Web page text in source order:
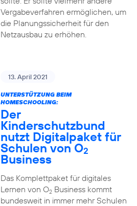
Vergabeverfahren ermöglichen, um
die Planungssicherheit für den
Netzausbau zu erhöhen.
13. April 2021
UNTERSTÜTZUNG BEIM
HOMESCHOOLING:
Der
Kinderschutzbund
nutzt Digitalpaket für
Schulen von O2
Business
Das Komplettpaket für digitales
Lernen von O2Business kommt
bundesweit in immer mehr Schulen